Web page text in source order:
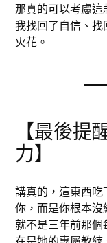
那真的可以考慮
我找回了自信、
火花。
【最後提
力】
講真的，這東西
你，而是你根本
就不是三年前那